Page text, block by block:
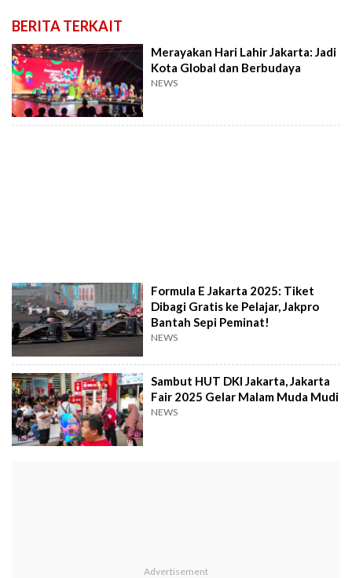
BERITA TERKAIT
Merayakan Hari Lahir Jakarta: Jadi
Kota Global dan Berbudaya
NEWS
Formula E Jakarta 2025: Tiket
Dibagi Gratis ke Pelajar, Jakpro
Bantah Sepi Peminat!
NEWS
Sambut HUT DKI Jakarta, Jakarta
Fair 2025 Gelar Malam Muda Mudi
NEWS